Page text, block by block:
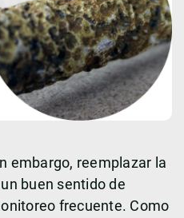
embargo, reemplazar la
buen sentido de
frecuente. Como